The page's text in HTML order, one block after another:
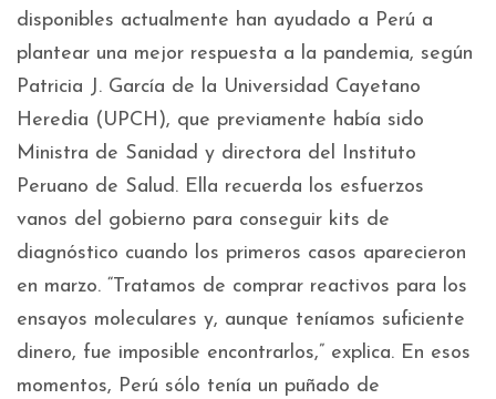
disponibles actualmente han ayudado a Perú a
plantear una mejor respuesta a la pandemia, según
Patricia J. García de la Universidad Cayetano
Heredia (UPCH), que previamente había sido
Ministra de Sanidad y directora del Instituto
Peruano de Salud. Ella recuerda los esfuerzos
vanos del gobierno para conseguir kits de
diagnóstico cuando los primeros casos aparecieron
en marzo. “Tratamos de comprar reactivos para los
ensayos moleculares y, aunque teníamos suficiente
dinero, fue imposible encontrarlos,” explica. En esos
momentos, Perú sólo tenía un puñado de